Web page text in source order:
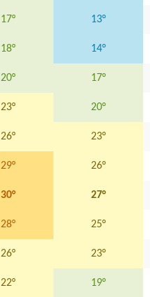
17° 13°
18° 14°
20° 17°
23° 20°
26° 23°
29° 26°
30° 27°
28° 25°
26° 23°
22° 19°